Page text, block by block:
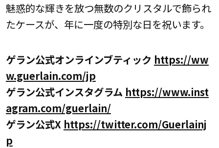
魅惑的な輝きを放つ無数のクリスタルで飾られ
たケースが、年に一度の特別な日を祝います。
ゲラン公式オンラインブティック https://ww
w.guerlain.com/jp
ゲラン公式インスタグラム https://www.inst
agram.com/guerlain/
ゲラン公式X https://twitter.com/Guerlainj
p